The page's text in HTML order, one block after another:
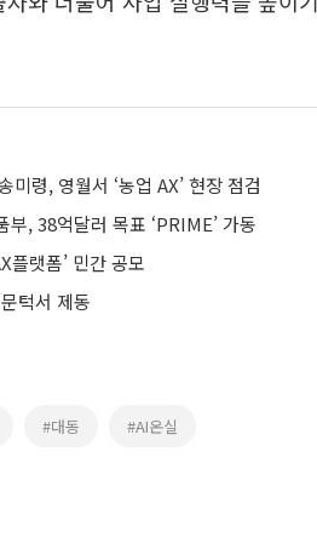
령, 영월서 ‘농업 AX’ 현장 점검
, 38억달러 목표 ‘PRIME’ 가동
플랫폼’ 민간 공모
턱서 제동
#대동 #AI온실